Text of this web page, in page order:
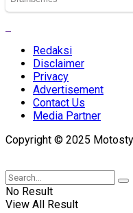
Redaksi
Disclaimer
Privacy
Advertisement
Contact Us
Media Partner
Copyright © 2025
No Result
View All Result